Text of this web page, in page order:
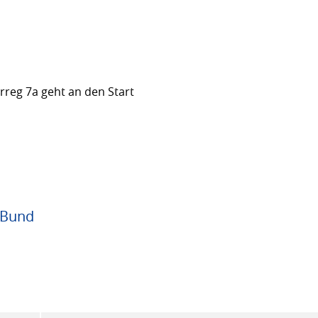
7a geht an den Start